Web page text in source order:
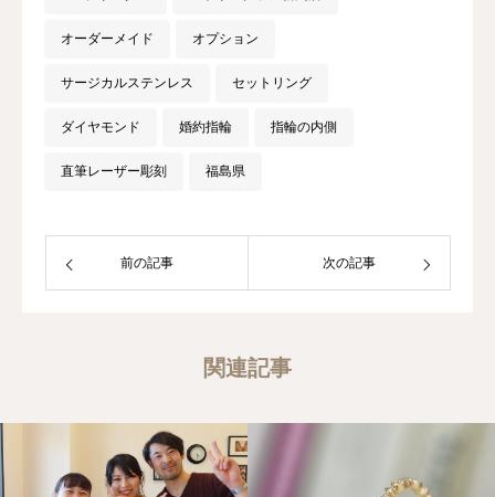
オーダーメイド オプション
サージカルステンレス セットリング
ダイヤモンド 婚約指輪 指輪の内側
直筆レーザー彫刻 福島県
前の記事 次の記事
関連記事